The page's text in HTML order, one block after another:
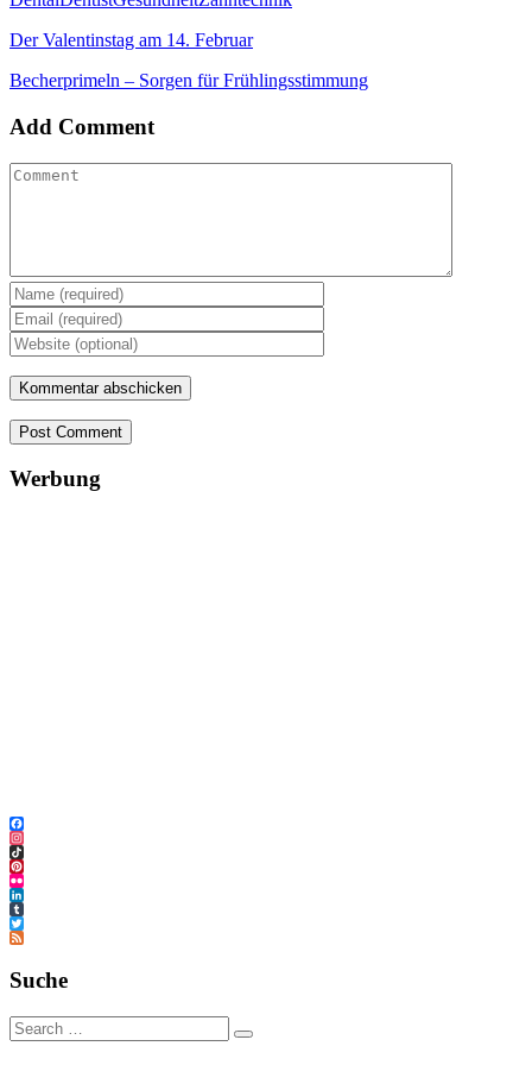
Der Valentinstag am 14. Februar
Becherprimeln – Sorgen für Frühlingsstimmung
Add Comment
Post Comment
Werbung
Facebook
Instagram
TikTok
Pinterest
Flickr
LinkedIn
Tumblr
Twitter
Feed
Suche